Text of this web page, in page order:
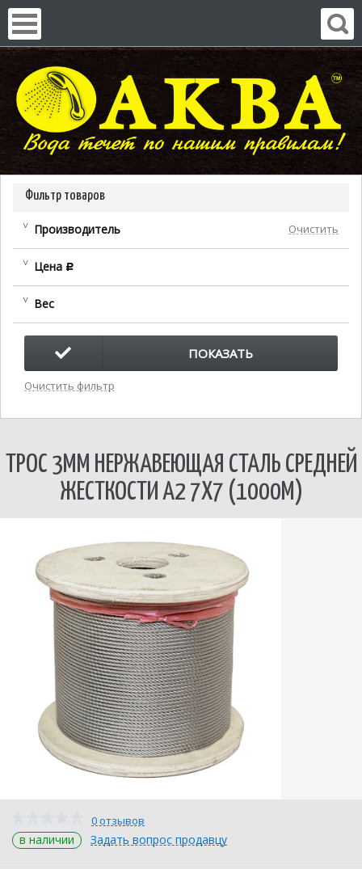
Фильтр товаров
Производитель Очистить
Цена c
Вес
ПОКАЗАТЬ
Очистить фильтр
ТРОС 3ММ НЕРЖАВЕЮЩАЯ СТАЛЬ СРЕДНЕЙ
ЖЕСТКОСТИ А2 7Х7 (1000М)
0 отзывов
в наличии Задать вопрос продавцу